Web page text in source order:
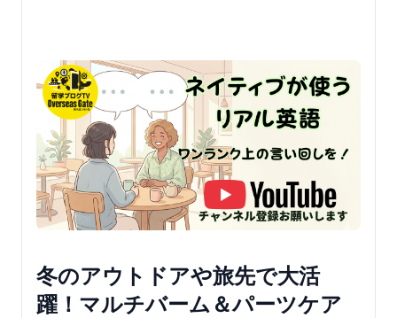
冬のアウトドアや旅先で大活
躍！マルチバーム＆パーツケア